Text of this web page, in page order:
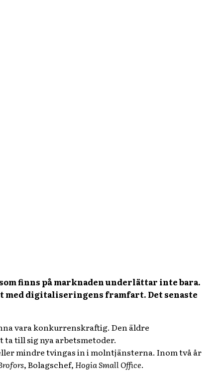
finns på marknaden underlättar inte bara.
med digitaliseringens framfart. Det senaste
vara konkurrenskraftig. Den äldre
till sig nya arbetsmetoder.
mindre tvingas in i molntjänsterna. Inom två år
, Bolagschef, Hogia Small Office.